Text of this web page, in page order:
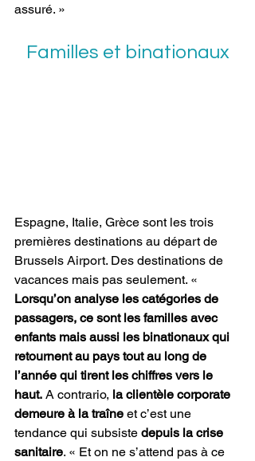
assuré. »
Familles et binationaux
Espagne, Italie, Grèce sont les trois
premières destinations au départ de
Brussels Airport. Des destinations de
vacances mais pas seulement. «
Lorsqu’on analyse les catégories de
passagers, ce sont les familles avec
enfants mais aussi les binationaux qui
retournent au pays tout au long de
l’année qui tirent les chiffres vers le
haut. A contrario, la clientèle corporate
demeure à la traîne et c’est une
tendance qui subsiste depuis la crise
sanitaire. « Et on ne s’attend pas à ce